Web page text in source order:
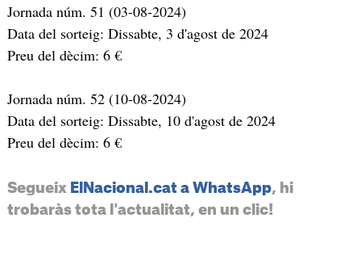
Jornada núm. 51 (03-08-2024)
Data del sorteig: Dissabte, 3 d'agost de 2024
Preu del dècim: 6 €
Jornada núm. 52 (10-08-2024)
Data del sorteig: Dissabte, 10 d'agost de 2024
Preu del dècim: 6 €
Segueix ElNacional.cat a WhatsApp, hi
trobaràs tota l'actualitat, en un clic!